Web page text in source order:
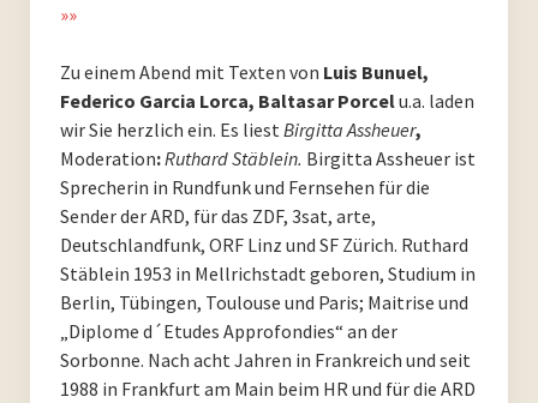
PoesieFest 2019
PoesieFest 2018
PoesieFest 2017
PoesieFest 2016
PoesieFest 2015
PoesieFest 2014
PoesieFest 2013
»»
Zu einem Abend mit Texten von Luis Bunuel,
Federico Garcia Lorca, Baltasar Porcelu.a. laden
wir Sie herzlich ein. Es liest Birgitta Assheuer,
Moderation:Ruthard Stäblein. Birgitta Assheuer ist
Sprecherin in Rundfunk und Fernsehen für die
Sender der ARD, für das ZDF, 3sat, arte,
Deutschlandfunk, ORF Linz und SF Zürich. Ruthard
Stäblein 1953 in Mellrichstadt geboren, Studium in
Berlin, Tübingen, Toulouse und Paris; Maitrise und
„Diplome d´Etudes Approfondies“ an der
Sorbonne. Nach acht Jahren in Frankreich und seit
1988 in Frankfurt am Main beim HR und für die ARD